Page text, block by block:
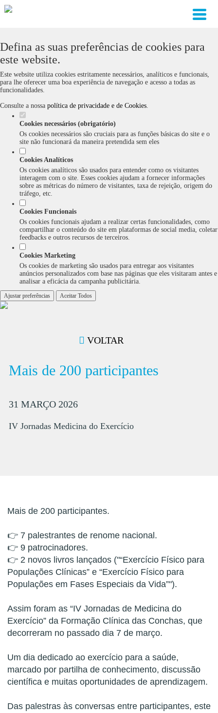
Defina as suas preferências de cookies para
este website.
Este website utiliza cookies estritamente necessários, analíticos e funcionais,
para lhe oferecer uma boa experiência de navegação e acesso a todas as
funcionalidades.
Consulte a nossa política de privacidade e de Cookies.
Cookies necessários (obrigatório)
Os cookies necessários são cruciais para as funções básicas do site e o
site não funcionará da maneira pretendida sem eles
Cookies Analíticos
Os cookies analíticos são usados para entender como os visitantes
interagem com o site. Esses cookies ajudam a fornecer informações
sobre as métricas do número de visitantes, taxa de rejeição, origem do
tráfego, etc.
Cookies Funcionais
Os cookies funcionais ajudam a realizar certas funcionalidades, como
compartilhar o conteúdo do site em plataformas de social media, coletar
feedbacks e outros recursos de terceiros.
Cookies Marketing
Os cookies de marketing são usados para entregar aos visitantes
anúncios personalizados com base nas páginas que eles visitaram antes e
analisar a eficácia da campanha publicitária.
Ajustar preferências Aceitar Todos
VOLTAR
Mais de 200 participantes
31 MARÇO 2026
IV Jornadas Medicina do Exercício
Mais de 200 participantes.
👉 7 palestrantes de renome nacional.
👉 9 patrocinadores.
👉 2 novos livros lançados ("“Exercício Físico para
Populações Clínicas” e “Exercício Físico para
Populações em Fases Especiais da Vida”").
Assim foram as “IV Jornadas de Medicina do
Exercício” da Formação Clínica das Conchas, que
decorreram no passado dia 7 de março.
Um dia dedicado ao exercício para a saúde,
marcado por partilha de conhecimento, discussão
científica e muitas oportunidades de aprendizagem.
Das palestras às conversas entre participantes, este